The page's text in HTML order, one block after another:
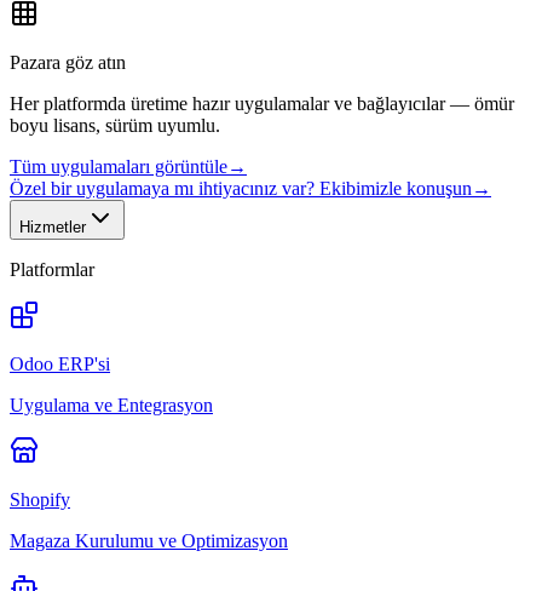
Pazara göz atın
Her platformda üretime hazır uygulamalar ve bağlayıcılar — ömür
boyu lisans, sürüm uyumlu.
Tüm uygulamaları görüntüle→
Özel bir uygulamaya mı ihtiyacınız var? Ekibimizle konuşun →
Hizmetler
Platformlar
Odoo ERP'si
Uygulama ve Entegrasyon
Shopify
Magaza Kurulumu ve Optimizasyon